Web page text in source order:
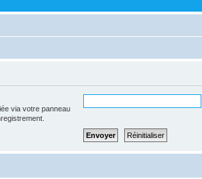
via votre panneau